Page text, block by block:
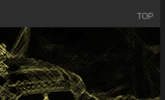
TOP